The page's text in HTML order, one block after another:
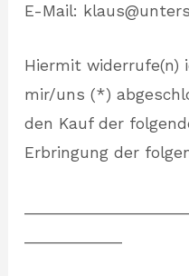
E-Mail:
Hiermit widerrufe(n)
mir/uns (*)
den Kauf der
Erbringung der